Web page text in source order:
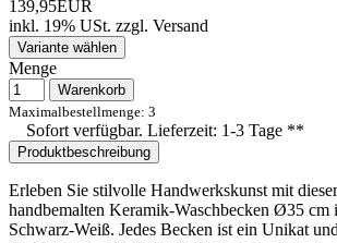
139,95EUR
inkl. 19% USt. zzgl. Versand
Variante wählen
Menge
Warenkorb
Maximalbestellmenge: 3
Sofort verfügbar. Lieferzeit: 1-3 Tage **
Produktbeschreibung
Erleben Sie stilvolle Handwerkskunst mit
handbemalten Keramik-Waschbecken Ø35 cm
Schwarz-Weiß. Jedes Becken ist ein Unikat